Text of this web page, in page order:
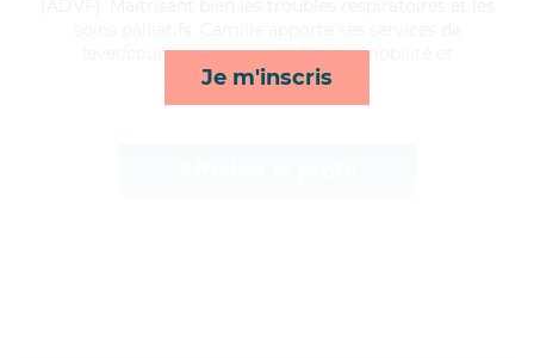
Je m'inscris
lever/coucher, compagnie/loisirs, mobilité et
lessive/repassage*